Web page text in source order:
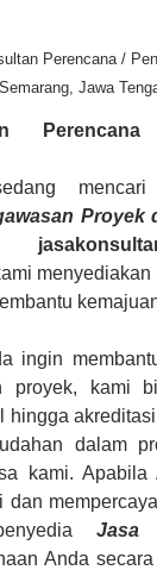
Perencana /
Semarang, Jawa
mencari
Proyek
menyediakan
ingin
proyek, kami
hingga
dalam
kami.
dan
Jasa
Anda